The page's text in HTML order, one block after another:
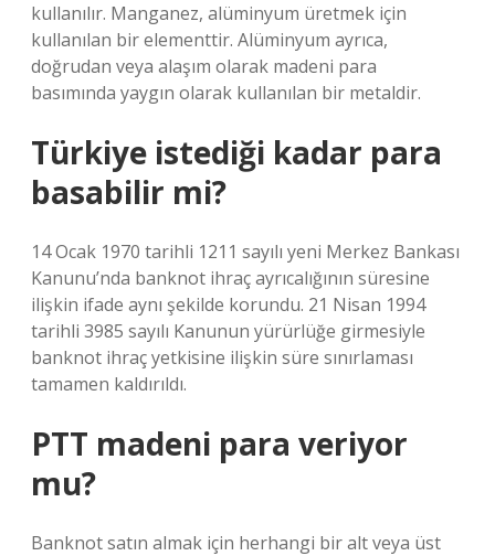
kullanılır. Manganez, alüminyum üretmek için
kullanılan bir elementtir. Alüminyum ayrıca,
doğrudan veya alaşım olarak madeni para
basımında yaygın olarak kullanılan bir metaldir.
Türkiye istediği kadar para
basabilir mi?
14 Ocak 1970 tarihli 1211 sayılı yeni Merkez Bankası
Kanunu’nda banknot ihraç ayrıcalığının süresine
ilişkin ifade aynı şekilde korundu. 21 Nisan 1994
tarihli 3985 sayılı Kanunun yürürlüğe girmesiyle
banknot ihraç yetkisine ilişkin süre sınırlaması
tamamen kaldırıldı.
PTT madeni para veriyor
mu?
Banknot satın almak için herhangi bir alt veya üst